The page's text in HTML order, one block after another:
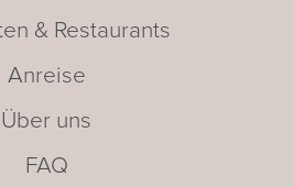
& Restaurants
Anreise
Über uns
FAQ